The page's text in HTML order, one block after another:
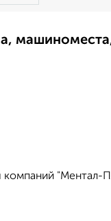
компаний "Ментал-